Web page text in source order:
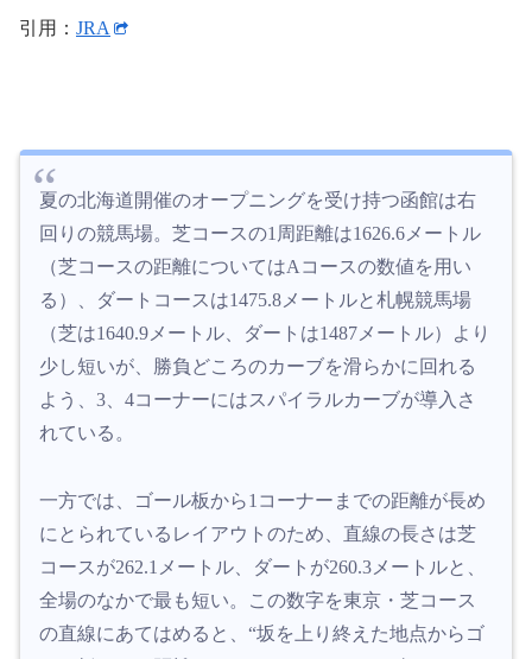
引用： JRA
夏の北海道開催のオープニングを受け持つ函館は右
回りの競馬場。芝コースの1周距離は1626.6メートル
（芝コースの距離についてはAコースの数値を用い
る）、ダートコースは1475.8メートルと札幌競馬場
（芝は1640.9メートル、ダートは1487メートル）より
少し短いが、勝負どころのカーブを滑らかに回れる
よう、3、4コーナーにはスパイラルカーブが導入さ
れている。
一方では、ゴール板から1コーナーまでの距離が長め
にとられているレイアウトのため、直線の長さは芝
コースが262.1メートル、ダートが260.3メートルと、
全場のなかで最も短い。この数字を東京・芝コース
の直線にあてはめると、“坂を上り終えた地点からゴ